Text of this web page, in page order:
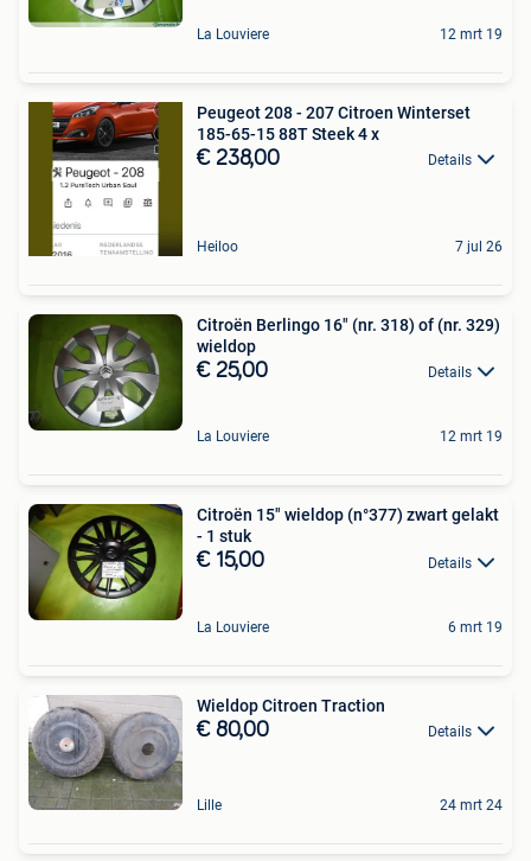
La Louviere 12 mrt 19
Peugeot 208 - 207 Citroen Winterset
185-65-15 88T Steek 4 x
€ 238,00 Details
Heiloo 7 jul 26
Citroën Berlingo 16" (nr. 318) of (nr. 329)
wieldop
€ 25,00 Details
La Louviere 12 mrt 19
Citroën 15" wieldop (n°377) zwart gelakt
- 1 stuk
€ 15,00 Details
La Louviere 6 mrt 19
Wieldop Citroen Traction
€ 80,00 Details
Lille 24 mrt 24